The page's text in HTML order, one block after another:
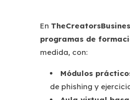
En
programas de
medida, con:
Módulos
de phishing y